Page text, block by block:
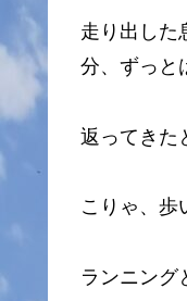
走り出した
分、ずっと
返ってきた
こりゃ、歩
ランニング